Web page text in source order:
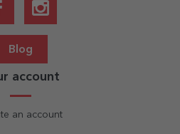
Blog
account
an account